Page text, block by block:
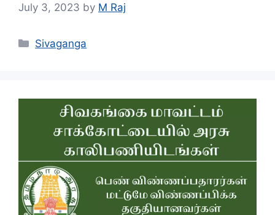
July 3, 2023 by M Raj
Categories
Sivaganga